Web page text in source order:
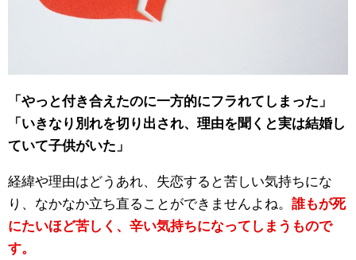
「やっと付き合えたのに一方的にフラれてしまった」
「いきなり別れを切り出され、理由を聞くと実は結婚し
ていて子供がいた」
経緯や理由はどうあれ、失恋すると苦しい気持ちにな
り、なかなか立ち直ることができませんよね。 誰もが死
にたいほど苦しく、辛い気持ちになってしまうもので
す。